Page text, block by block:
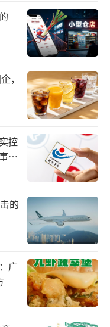
年，就是‘野路
待全靠经验，稀
人工对着账本算
月的鹏润堂负责
锁化政策后，他
终选择111医药
支撑，不像其他
里的运营团队当
从别的加盟品牌
。”
围需求”，正是
内人士指出，当
“淘汰赛”，仅有
化运营体系、强
能帮助加盟商穿
，
控
务
的
广